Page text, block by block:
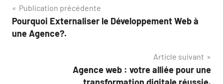
Navigation
de
Publication précédente
Pourquoi Externaliser le Développement Web à
une Agence?.
Article suivant
Agence web : votre alliée pour une